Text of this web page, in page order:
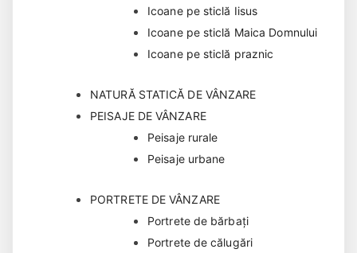
Icoane pe sticlă Iisus
Icoane pe sticlă Maica Domnului
Icoane pe sticlă praznic
NATURĂ STATICĂ DE VÂNZARE
PEISAJE DE VÂNZARE
Peisaje rurale
Peisaje urbane
PORTRETE DE VÂNZARE
Portrete de bărbaţi
Portrete de călugări